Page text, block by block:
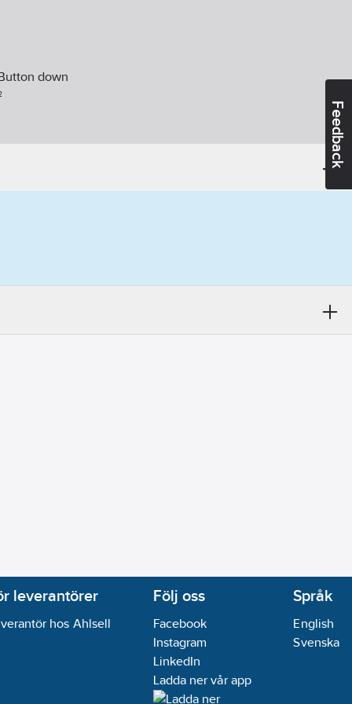
Feedback
down
leverantörer
hos Ahlsell
Följ oss
Facebook
Instagram
LinkedIn
Ladda ner vår app
Språk
English
Svenska